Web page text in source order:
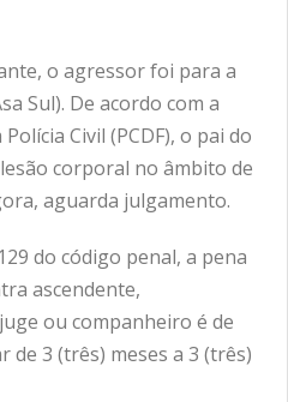
o agressor foi para a
Sul). De acordo com a
Civil (PCDF), o pai do
corporal no âmbito de
aguarda julgamento.
do código penal, a pena
ascendente,
ou companheiro é de
de 3 (três) meses a 3 (três)